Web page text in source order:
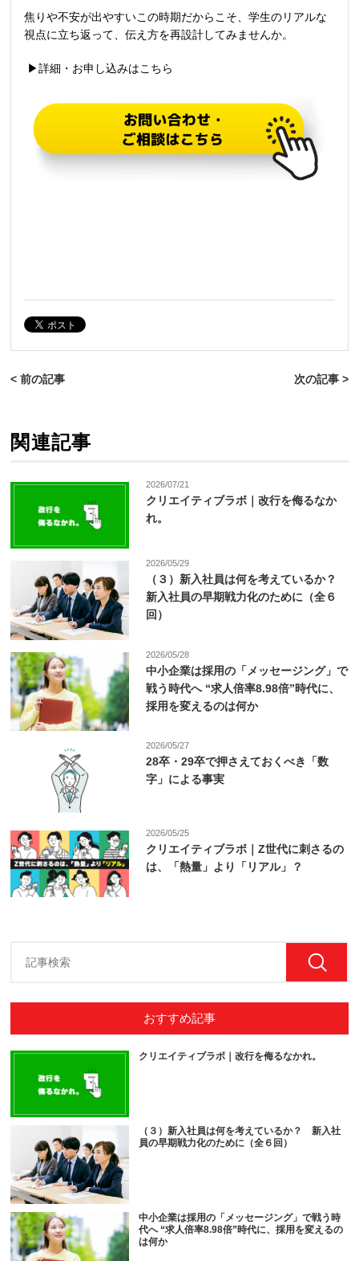
焦りや不安が出やすいこの時期だからこそ、学生のリアルな
視点に立ち返って、伝え方を再設計してみませんか。
▶詳細・お申し込みはこちら
< 前の記事 次の記事 >
関連記事
2026/07/21
クリエイティブラボ｜改行を侮るなか
れ。
2026/05/29
（３）新入社員は何を考えているか？
新入社員の早期戦力化のために（全６
回）
2026/05/28
中小企業は採用の「メッセージング」で
戦う時代へ “求人倍率8.98倍”時代に、
採用を変えるのは何か
2026/05/27
28卒・29卒で押さえておくべき「数
字」による事実
2026/05/25
クリエイティブラボ｜Z世代に刺さるの
は、「熱量」より「リアル」？
おすすめ記事
クリエイティブラボ｜改行を侮るなかれ。
（３）新入社員は何を考えているか？ 新入社
員の早期戦力化のために（全６回）
中小企業は採用の「メッセージング」で戦う時
代へ “求人倍率8.98倍”時代に、採用を変えるの
は何か